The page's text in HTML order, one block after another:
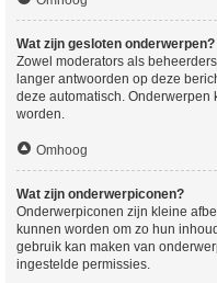
Wat zijn gesloten onderwerpen?
Zowel moderators als
langer antwoorden op deze
deze automatisch.
worden.
Omhoog
Wat zijn onderwerpiconen?
Onderwerpiconen zijn kleine
kunnen worden om zo hun
gebruik kan maken van
ingestelde permissies.